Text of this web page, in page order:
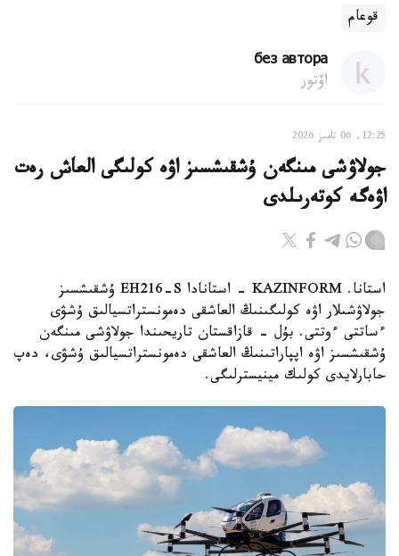
قوعام
без автора
اۆتور
12:25, 06 تامىز 2026
جولاۋشى مىنگەن ۇشقىشسىز اۋە كولىگى العاش رەت
اۋەگە كوتەرىلدى
استانا. KAZINFORM - استانادا EH216-S ۇشقىشسىز
جولاۋشىلار اۋە كولىگىنىڭ العاشقى دەمونستراتسيالىق ۇشۋى
ءساتتى ءوتتى. بۇل - قازاقستان تاريحىندا جولاۋشى مىنگەن
ۇشقىشسىز اۋە اپپاراتىنىڭ العاشقى دەمونستراتسيالىق ۇشۋى، دەپ
حابارلايدى كولىك مينيسترلىگى.